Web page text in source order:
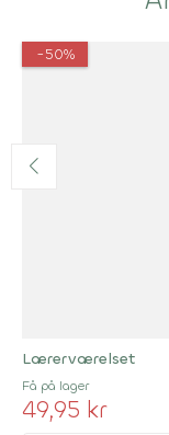
-50%
Lærerværelset
Få på lager
49,95 kr